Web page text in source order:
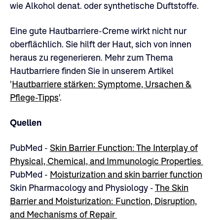
wie Alkohol denat. oder synthetische Duftstoffe.
Eine gute Hautbarriere-Creme wirkt nicht nur
oberflächlich. Sie hilft der Haut, sich von innen
heraus zu regenerieren. Mehr zum Thema
Hautbarriere finden Sie in unserem Artikel
'Hautbarriere stärken: Symptome, Ursachen &
Pflege-Tipps'.
Quellen
PubMed - Skin Barrier Function: The Interplay of
Physical, Chemical, and Immunologic Properties
PubMed - Moisturization and skin barrier function
Skin Pharmacology and Physiology - The Skin
Barrier and Moisturization: Function, Disruption,
and Mechanisms of Repair